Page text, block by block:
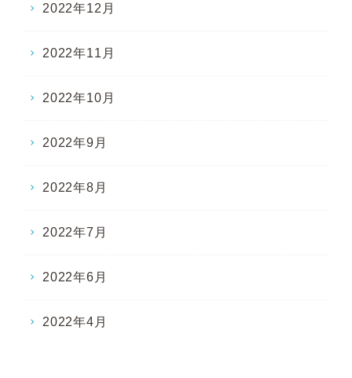
2022年12月
2022年11月
2022年10月
2022年9月
2022年8月
2022年7月
2022年6月
2022年4月